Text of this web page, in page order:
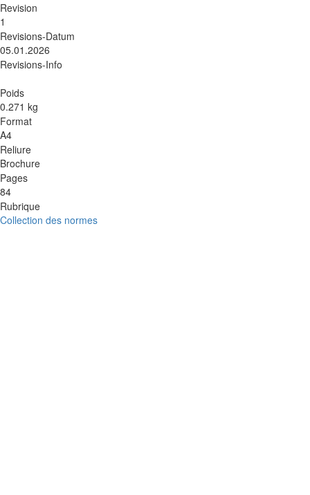
Revision
1
Revisions-Datum
05.01.2026
Revisions-Info
Poids
0.271 kg
Format
A4
Reliure
Brochure
Pages
84
Rubrique
Collection des normes